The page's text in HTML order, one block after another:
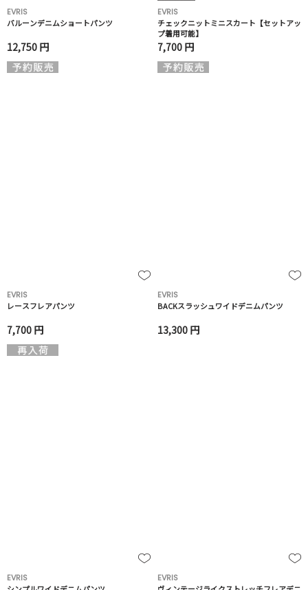
EVRIS
バルーンデニムショートパンツ
12,750 円
EVRIS
チェックニットミニスカート【セットアッ
プ着用可能】
7,700 円
EVRIS
レースフレアパンツ
7,700 円
EVRIS
BACKスラッシュワイドデニムパンツ
13,300 円
EVRIS
EVRIS